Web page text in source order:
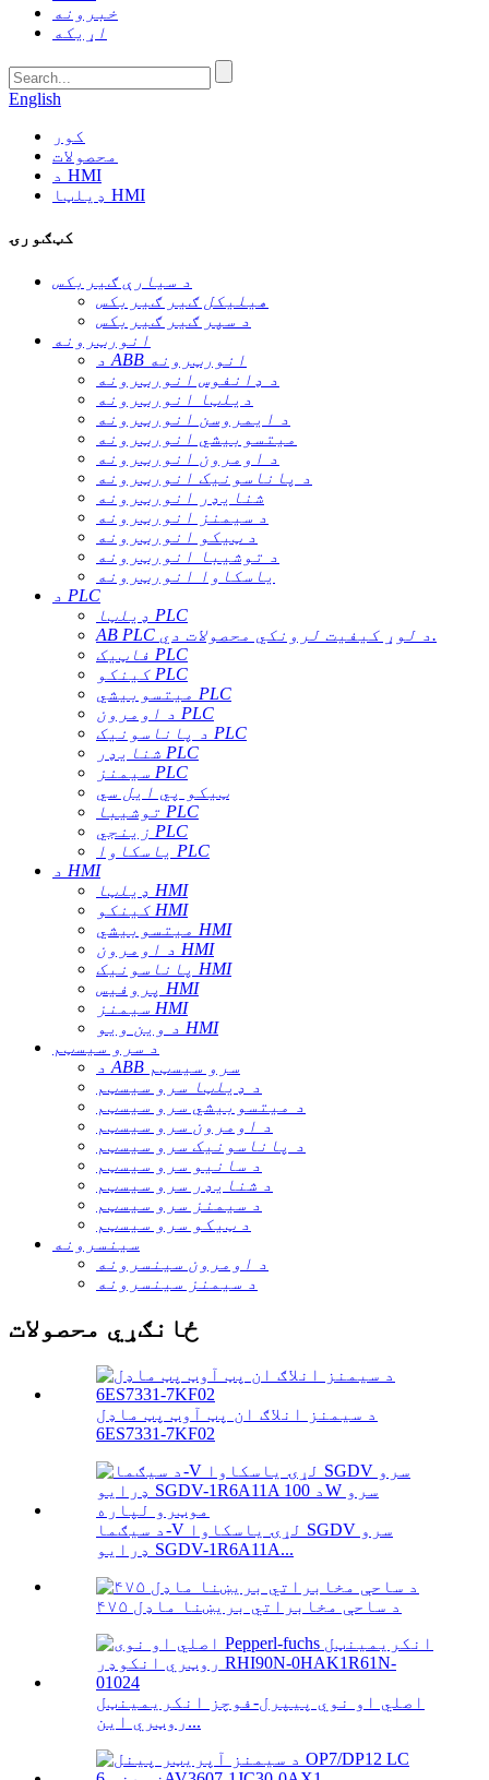
خبرونه
اړیکه
English
کور
محصولات
د HMI
ډیلټا HMI
کټګورۍ
د سیارې ګیربکس
هیلیکل ګیر ګیربکس
د سپر ګیر ګیربکس
انورټرونه
د ABB انورټرونه
د ډانفوس انورټرونه
دیلټا انورټرونه
د ایمروسن انورټرونه
میتسوبیشي انورټرونه
د اومرون انورټرونه
د پاناسونیک انورټرونه
شنایډر انورټرونه
د سیمنز انورټرونه
د ټیکو انورټرونه
د توشیبا انورټرونه
یاسکاوا انورټرونه
د PLC
ډیلټا PLC
AB PLC د لوړ کیفیت لرونکي محصولات دي.
فاټیک PLC
کینکو PLC
میتسوبیشي PLC
د اومرون PLC
د پاناسونیک PLC
شنایډر PLC
سیمنز PLC
ټیکو پي ایل سي
توشیبا PLC
زینجي PLC
یاسکاوا PLC
د HMI
ډیلټا HMI
کینکو HMI
میتسوبیشي HMI
د اومرون HMI
پاناسونیک HMI
پروفیس HMI
سیمنز HMI
د وین ویو HMI
د سرو سیسټم
د ABB سرو سیسټم
د ډیلټا سرو سیسټم
د میتسوبیشي سرو سیسټم
د اومرون سرو سیسټم
د پاناسونیک سرو سیسټم
د سانیو سرو سیسټم
د شنایډر سرو سیسټم
د سیمنز سرو سیسټم
د ټیکو سرو سیسټم
سینسرونه
د اومرون سینسرونه
د سیمنز سینسرونه
ځانګړي محصولات
د سیمنز انلاګ ان پټ آوټ پټ ماډل
6ES7331-7KF02
د سیګما-V لړۍ یاسکاوا SGDV سرو
ډرایو SGDV-1R6A11A...
۴۷۵ د ساحې مخابراتي بریښنا ماډل
اصلي او نوي پیپرل-فوچز انکریمینټل
روټري این...